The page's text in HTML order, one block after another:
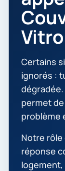
Certains
ignorés :
permet
problème
Notre
réponse